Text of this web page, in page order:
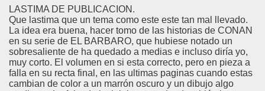
LASTIMA DE PUBLICACION.
Que lastima que un tema como este este tan mal llevado.
La idea era buena, hacer tomo de las historias de CONAN
en su serie de EL BARBARO, que hubiese notado un
sobresaliente de ha quedado a medias e incluso diría yo,
muy corto. El volumen en si esta correcto, pero en pieza a
falla en su recta final, en las ultimas paginas cuando estas
cambian de color a un marrón oscuro y un dibujo algo